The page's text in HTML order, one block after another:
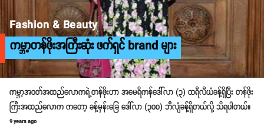
Fashion & Beauty
ကမ္ဘာ့တန်ဖိုးအကြီးဆုံး ဖက်ရှင် brand များ
ကမ္ဘာ့အဝတ်အထည်လောကရဲ့တန်ဖိုးဟာ အမေရိကန်ဒေါ်လာ (၃) ထရီလီယံခန့်ရှိပြီး တန်ဖိုး
ကြီးအထည်လောက ကတော့ ခန့်မှန်းခြေ ဒေါ်လာ (၃၀၀) ဘီလျံခန့်ရှိတယ်လို့ သိရပါတယ်။
9 years ago